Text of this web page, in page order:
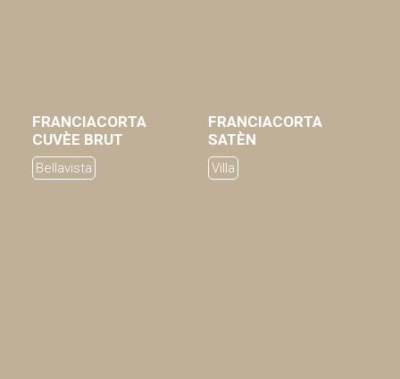
AGGIUNGI AL CARRELLO
FRANCIACORTA
CUVÈE BRUT
Bellavista
AGGIUNGI AL CARRELLO
FRANCIACORTA
SATÈN
Villa